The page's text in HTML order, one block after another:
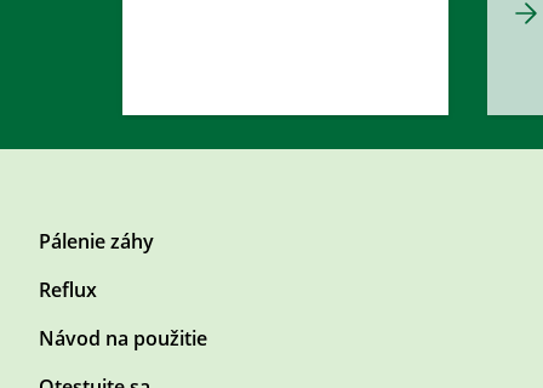
F
o
t
Pálenie záhy
Reflux
Návod na použitie